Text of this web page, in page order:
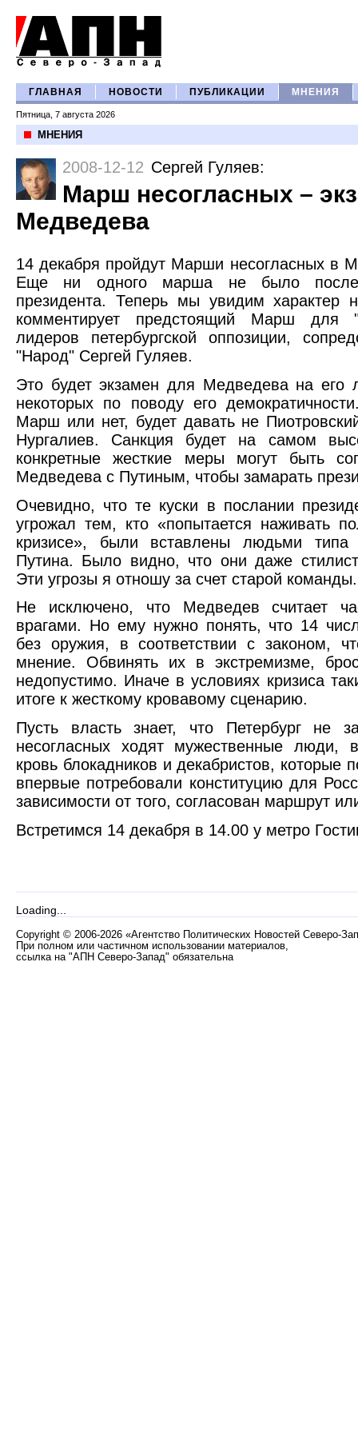
ГЛАВНАЯ НОВОСТИ ПУБЛИКАЦИИ МНЕНИЯ
Пятница, 7 августа 2026
МНЕНИЯ
2008-12-12 Сергей Гуляев:
Марш несогласных –
Медведева
14 декабря пройдут Марши несогласных в
Еще ни одного марша не было после
президента. Теперь мы увидим характер
комментирует предстоящий Марш
лидеров петербургской оппозиции,
"Народ" Сергей Гуляев.
Это будет экзамен для Медведева на его
некоторых по поводу его
Марш или нет, будет давать не
Нургалиев. Санкция будет на самом
конкретные жесткие меры могут быть
Медведева с Путиным, чтобы замарать
Очевидно, что те куски в послании
угрожал тем, кто «попытается наживать
кризисе», были вставлены людьми
Путина. Было видно, что они даже
Эти угрозы я отношу за счет старой команды.
Не исключено, что Медведев считает
врагами. Но ему нужно понять, что 14
без оружия, в соответствии с законом,
мнение. Обвинять их в экстремизме,
недопустимо. Иначе в условиях кризиса
итоге к жесткому кровавому сценарию.
Пусть власть знает, что Петербург не
несогласных ходят мужественные люди,
кровь блокадников и декабристов, которые
впервые потребовали конституцию для
зависимости от того, согласован маршрут
Встретимся 14 декабря в 14.00 у метро
Loading...
Copyright © 2006-2026 «Агентство Политических Новостей Северо-
При полном или частичном использовании материалов,
ссылка на "АПН Северо-Запад" обязательна